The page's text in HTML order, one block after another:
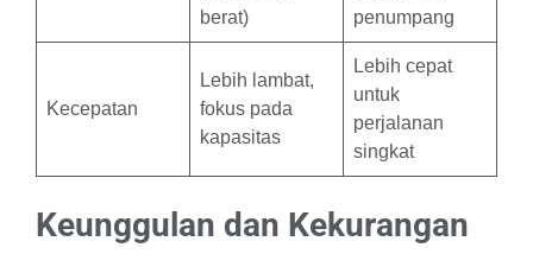
berat)
penumpang
Kecepatan
Lebih lambat,
fokus pada
kapasitas
Lebih cepat
untuk
perjalanan
singkat
Keunggulan dan Kekurangan